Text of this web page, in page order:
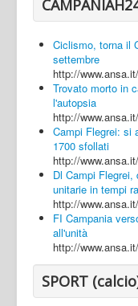
Ciclismo, torna il
settembre
http://
Trovato morto in
l'autopsia
http://
Campi Flegrei: si
1700 sfollati
http://
Dl Campi Flegrei,
unitarie in tempi
http://
FI Campania
all'unità
http://
SPORT